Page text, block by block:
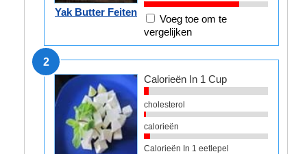
Yak Butter Feiten
Voeg toe om te
vergelijken
2
Calorieën In 1 Cup
cholesterol
calorieën
Calorieën In 1 eetlepel